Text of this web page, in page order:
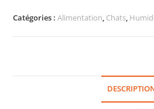
Catégories :Alimentation, Chats,